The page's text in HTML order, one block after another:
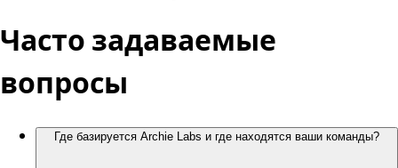
Часто задаваемые
вопросы
Где базируется Archie Labs и где находятся ваши команды?